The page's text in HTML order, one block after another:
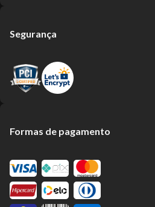
Segurança
Formas de pagamento